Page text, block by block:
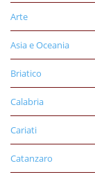
Arte
Asia e Oceania
Briatico
Calabria
Cariati
Catanzaro